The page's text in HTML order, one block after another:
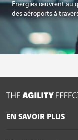
Energies œuvrent au
des aéroports à
EN SAVOIR PLUS